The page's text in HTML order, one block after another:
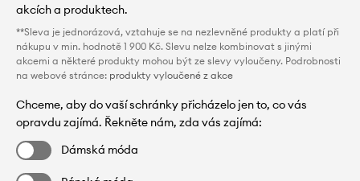
akcích a produktech.
**Sleva je jednorázová, vztahuje se na nezlevněné produkty a platí při
nákupu v min. hodnotě 1 900 Kč. Slevu nelze kombinovat s jinými
akcemi a některé produkty mohou být ze slevy vyloučeny. Podrobnosti
na webové stránce: produkty vyloučené z akce
Chceme, aby do vaší schránky přicházelo jen to, co vás
opravdu zajímá. Řekněte nám, zda vás zajímá:
Dámská móda